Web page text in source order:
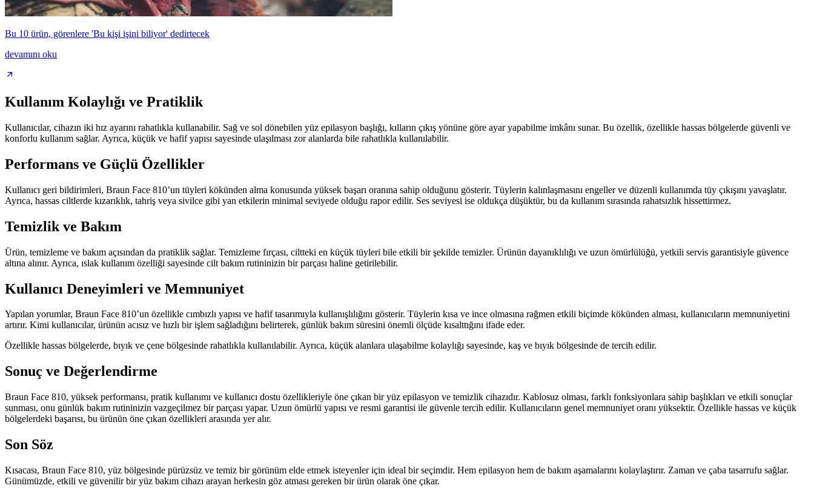
Bu 10 ürün, görenlere 'Bu kişi işini biliyor' dedirtecek
devamını oku
Kullanım Kolaylığı ve Pratiklik
Kullanıcılar, cihazın iki hız ayarını rahatlıkla kullanabilir. Sağ ve sol dönebilen yüz epilasyon başlığı, kılların çıkış yönüne göre ayar yapabilme imkânı sunar. Bu özellik, özellikle hassas bölgelerde güvenli ve
konforlu kullanım sağlar. Ayrıca, küçük ve hafif yapısı sayesinde ulaşılması zor alanlarda bile rahatlıkla kullanılabilir.
Performans ve Güçlü Özellikler
Kullanıcı geri bildirimleri, Braun Face 810’un tüyleri kökünden alma konusunda yüksek başarı oranına sahip olduğunu gösterir. Tüylerin kalınlaşmasını engeller ve düzenli kullanımda tüy çıkışını yavaşlatır.
Ayrıca, hassas ciltlerde kızarıklık, tahriş veya sivilce gibi yan etkilerin minimal seviyede olduğu rapor edilir. Ses seviyesi ise oldukça düşüktür, bu da kullanım sırasında rahatsızlık hissettirmez.
Temizlik ve Bakım
Ürün, temizleme ve bakım açısından da pratiklik sağlar. Temizleme fırçası, ciltteki en küçük tüyleri bile etkili bir şekilde temizler. Ürünün dayanıklılığı ve uzun ömürlülüğü, yetkili servis garantisiyle güvence
altına alınır. Ayrıca, ıslak kullanım özelliği sayesinde cilt bakım rutininizin bir parçası haline getirilebilir.
Kullanıcı Deneyimleri ve Memnuniyet
Yapılan yorumlar, Braun Face 810’un özellikle cımbızlı yapısı ve hafif tasarımıyla kullanışlılığını gösterir. Tüylerin kısa ve ince olmasına rağmen etkili biçimde kökünden alması, kullanıcıların memnuniyetini
artırır. Kimi kullanıcılar, ürünün acısız ve hızlı bir işlem sağladığını belirterek, günlük bakım süresini önemli ölçüde kısalttığını ifade eder.
Özellikle hassas bölgelerde, bıyık ve çene bölgesinde rahatlıkla kullanılabilir. Ayrıca, küçük alanlara ulaşabilme kolaylığı sayesinde, kaş ve bıyık bölgesinde de tercih edilir.
Sonuç ve Değerlendirme
Braun Face 810, yüksek performansı, pratik kullanımı ve kullanıcı dostu özellikleriyle öne çıkan bir yüz epilasyon ve temizlik cihazıdır. Kablosuz olması, farklı fonksiyonlara sahip başlıkları ve etkili sonuçlar
sunması, onu günlük bakım rutininizin vazgeçilmez bir parçası yapar. Uzun ömürlü yapısı ve resmi garantisi ile güvenle tercih edilir. Kullanıcıların genel memnuniyet oranı yüksektir. Özellikle hassas ve küçük
bölgelerdeki başarısı, bu ürünün öne çıkan özellikleri arasında yer alır.
Son Söz
Kısacası, Braun Face 810, yüz bölgesinde pürüzsüz ve temiz bir görünüm elde etmek isteyenler için ideal bir seçimdir. Hem epilasyon hem de bakım aşamalarını kolaylaştırır. Zaman ve çaba tasarrufu sağlar.
Günümüzde, etkili ve güvenilir bir yüz bakım cihazı arayan herkesin göz atması gereken bir ürün olarak öne çıkar.